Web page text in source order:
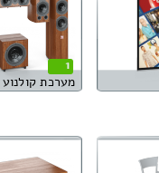
1
מערכת קולנוע